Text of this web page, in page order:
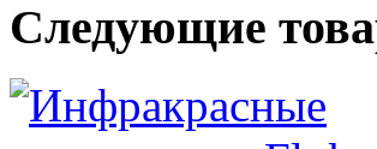
Следующие